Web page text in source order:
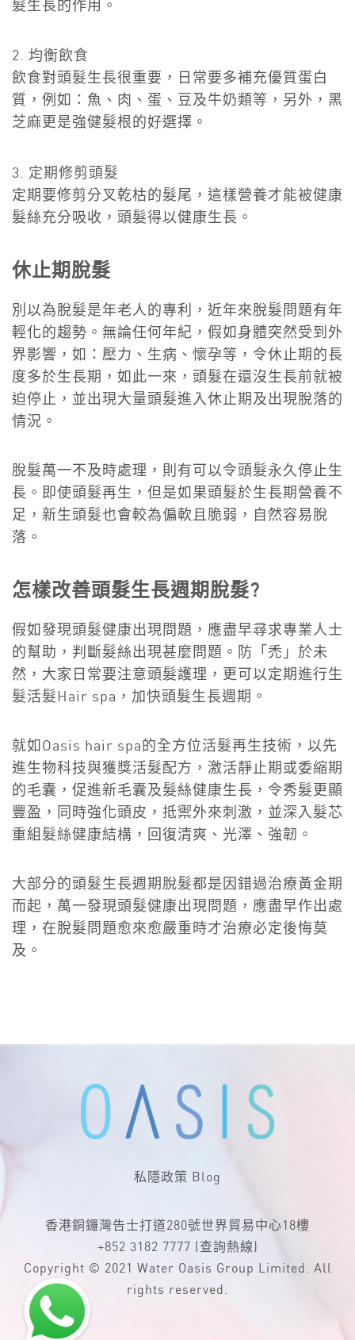
髮生長的作用。
2. 均衡飲食
飲食對頭髮生長很重要，日常要多補充優質蛋白
質，例如：魚、肉、蛋、豆及牛奶類等，另外，黑
芝麻更是強健髮根的好選擇。
3. 定期修剪頭髮
定期要修剪分叉乾枯的髮尾，這樣營養才能被健康
髮絲充分吸收，頭髮得以健康生長。
休止期脫髮
別以為脫髮是年老人的專利，近年來脫髮問題有年
輕化的趨勢。無論任何年紀，假如身體突然受到外
界影響，如：壓力、生病、懷孕等，令休止期的長
度多於生長期，如此一來，頭髮在還沒生長前就被
迫停止，並出現大量頭髮進入休止期及出現脫落的
情況。
脫髮萬一不及時處理，則有可以令頭髮永久停止生
長。即使頭髮再生，但是如果頭髮於生長期營養不
足，新生頭髮也會較為偏軟且脆弱，自然容易脫
落。
怎樣改善頭髮生長週期脫髮?
假如發現頭髮健康出現問題，應盡早尋求專業人士
的幫助，判斷髮絲出現甚麼問題。防「禿」於未
然，大家日常要注意頭髮護理，更可以定期進行生
髮活髮Hair spa，加快頭髮生長週期。
就如Oasis hair spa的全方位活髮再生技術，以先
進生物科技與獲獎活髮配方，激活靜止期或委縮期
的毛囊，促進新毛囊及髮絲健康生長，令秀髮更顯
豐盈，同時強化頭皮，抵禦外來刺激，並深入髮芯
重組髮絲健康結構，回復清爽、光澤、強韌。
大部分的頭髮生長週期脫髮都是因錯過治療黃金期
而起，萬一發現頭髮健康出現問題，應盡早作出處
理，在脫髮問題愈來愈嚴重時才治療必定後悔莫
及。
私隱政策 Blog
香港銅鑼灣告士打道280號世界貿易中心18樓
+852 3182 7777 (查詢熱線)
Copyright © 2021 Water Oasis Group Limited. All
rights reserved.